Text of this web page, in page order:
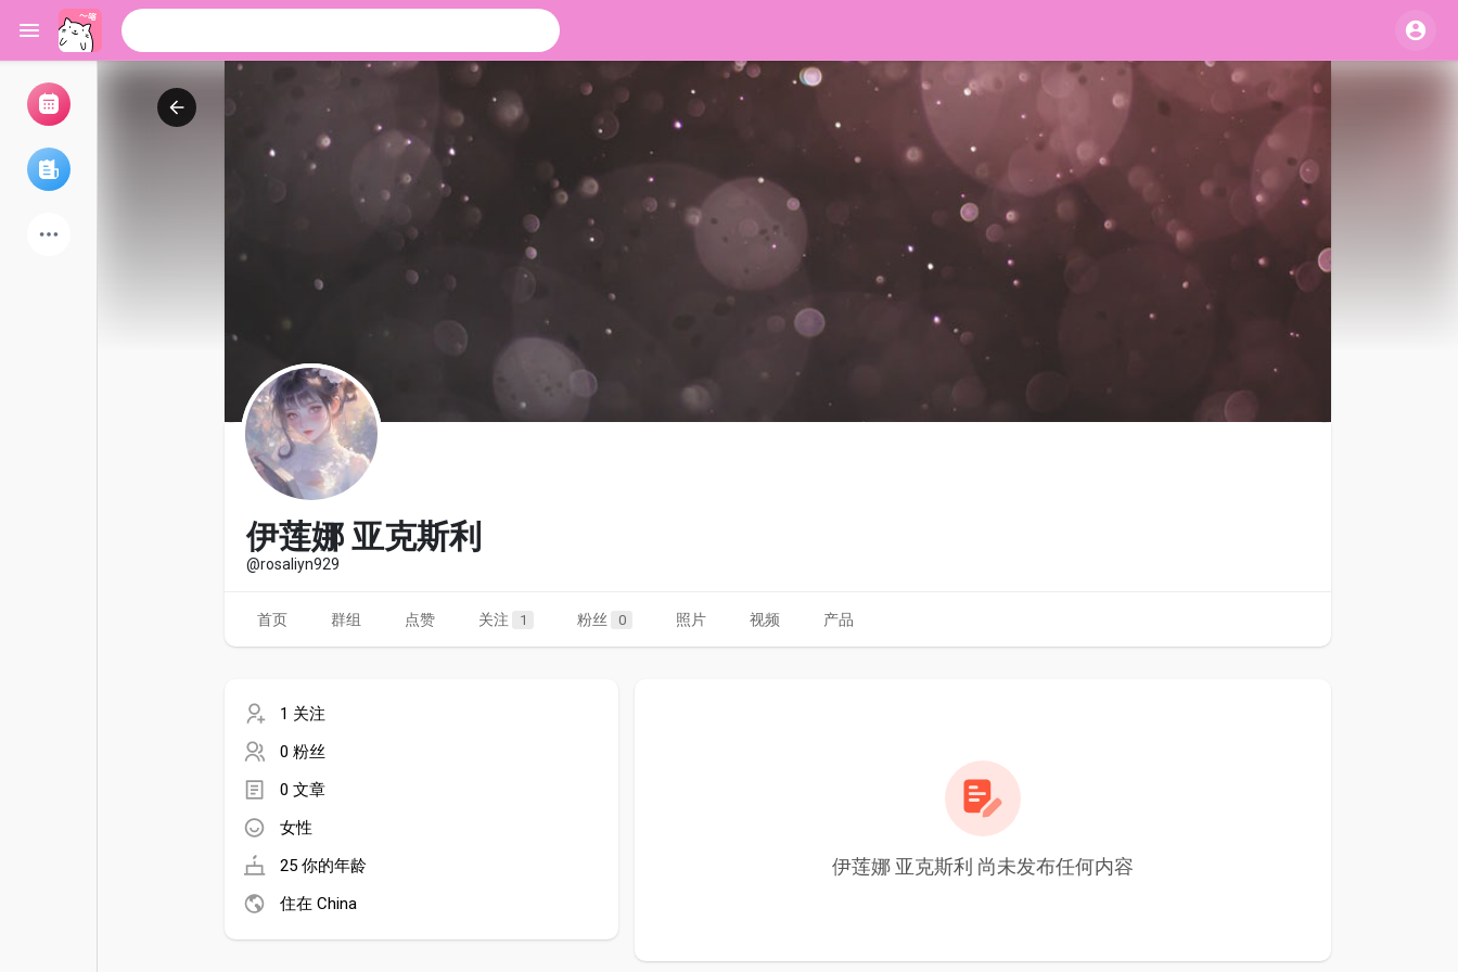
我的活动
游戏
资金来源
伊莲娜 亚克斯利
@rosaliyn929
首页 群组 点赞 关注 1 粉丝 0 照片 视频 产品
1 关注
0 粉丝
0 文章
女性
25 你的年龄
住在 China
伊莲娜 亚克斯利 尚未发布任何内容